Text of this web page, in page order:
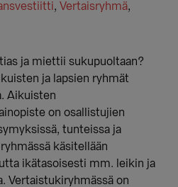
,Vertaisryhmä,
ja miettii sukupuoltaan?
ja lapsien ryhmät
Aikuisten
on osallistujien
tunteissa ja
käsitellään
ikätasoisesti mm. leikin ja
Vertaistukiryhmässä on